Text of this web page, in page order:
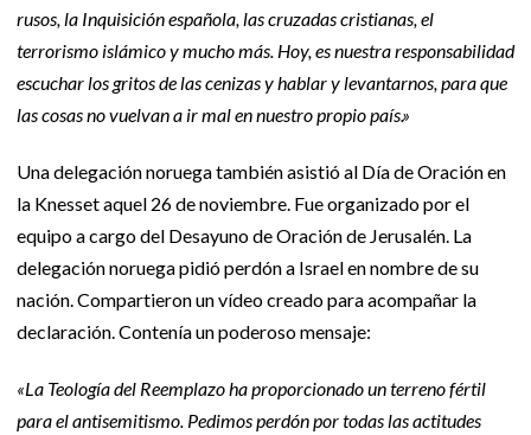
rusos, la Inquisición española, las cruzadas cristianas, el
terrorismo islámico y mucho más. Hoy, es nuestra responsabilidad
escuchar los gritos de las cenizas y hablar y levantarnos, para que
las cosas no vuelvan a ir mal en nuestro propio país.»
Una delegación noruega también asistió al Día de Oración en
la Knesset aquel 26 de noviembre. Fue organizado por el
equipo a cargo del Desayuno de Oración de Jerusalén. La
delegación noruega pidió perdón a Israel en nombre de su
nación. Compartieron un vídeo creado para acompañar la
declaración. Contenía un poderoso mensaje:
«La Teología del Reemplazo ha proporcionado un terreno fértil
para el antisemitismo. Pedimos perdón por todas las actitudes